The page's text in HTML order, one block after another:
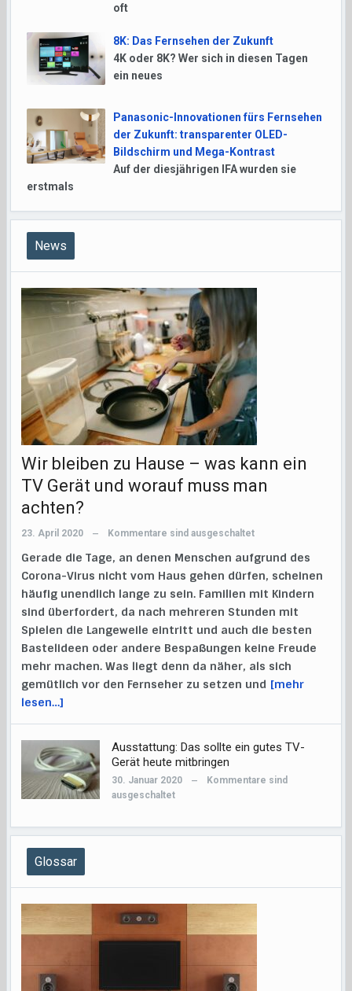
oft
8K: Das Fernsehen der Zukunft
4K oder 8K? Wer sich in diesen Tagen
ein neues
Panasonic-Innovationen fürs Fernsehen
der Zukunft: transparenter OLED-
Bildschirm und Mega-Kontrast
Auf der diesjährigen IFA wurden sie
erstmals
News
Wir bleiben zu Hause – was kann ein
TV Gerät und worauf muss man
achten?
23. April 2020 — Kommentare sind ausgeschaltet
Gerade die Tage, an denen Menschen aufgrund des
Corona-Virus nicht vom Haus gehen dürfen, scheinen
häufig unendlich lange zu sein. Familien mit Kindern
sind überfordert, da nach mehreren Stunden mit
Spielen die Langeweile eintritt und auch die besten
Bastelideen oder andere Bespaßungen keine Freude
mehr machen. Was liegt denn da näher, als sich
gemütlich vor den Fernseher zu setzen und [mehr
lesen…]
Ausstattung: Das sollte ein gutes TV-
Gerät heute mitbringen
30. Januar 2020 —
Kommentare sind
ausgeschaltet
Glossar